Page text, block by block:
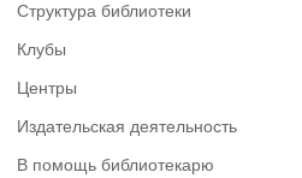
Структура библиотеки
Клубы
Центры
Издательская деятельность
В помощь библиотекарю